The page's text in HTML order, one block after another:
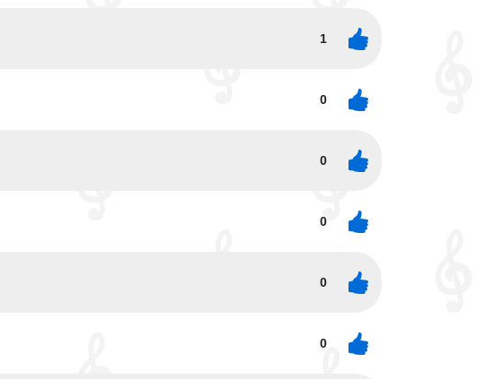
1
0
0
0
0
0